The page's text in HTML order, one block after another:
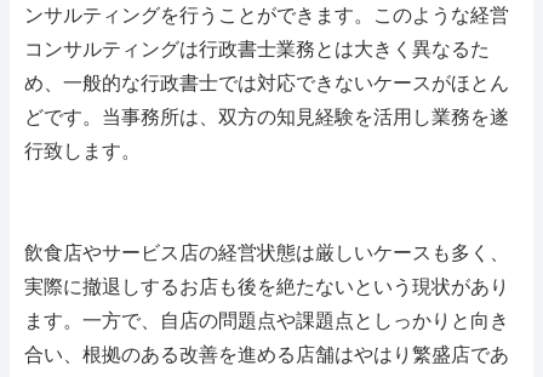
ンサルティングを行うことができます。このような経営
コンサルティングは行政書士業務とは大きく異なるた
め、一般的な行政書士では対応できないケースがほとん
どです。当事務所は、双方の知見経験を活用し業務を遂
行致します。
飲食店やサービス店の経営状態は厳しいケースも多く、
実際に撤退しするお店も後を絶たないという現状があり
ます。一方で、自店の問題点や課題点としっかりと向き
合い、根拠のある改善を進める店舗はやはり繁盛店であ